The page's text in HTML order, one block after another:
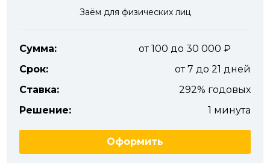
Заём для физических лиц
Сумма:
от 100 до 30 000
Срок:
от 7 до 21 дней
Ставка:
292% годовых
Решение:
1 минута
Оформить